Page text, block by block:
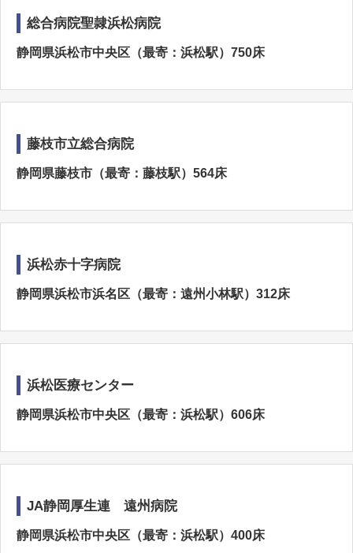
総合病院聖隷浜松病院
静岡県浜松市中央区（最寄：浜松駅）750床
藤枝市立総合病院
静岡県藤枝市（最寄：藤枝駅）564床
浜松赤十字病院
静岡県浜松市浜名区（最寄：遠州小林駅）312床
浜松医療センター
静岡県浜松市中央区（最寄：浜松駅）606床
JA静岡厚生連 遠州病院
静岡県浜松市中央区（最寄：浜松駅）400床